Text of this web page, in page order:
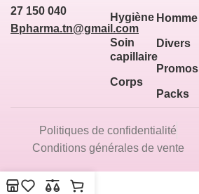
27 150 040
Bpharma.tn@gmail.com
Hygiène
Soin
capillaire
Corps
Homme
Divers
Promos
Packs
Politiques de confidentialité
Conditions générales de vente